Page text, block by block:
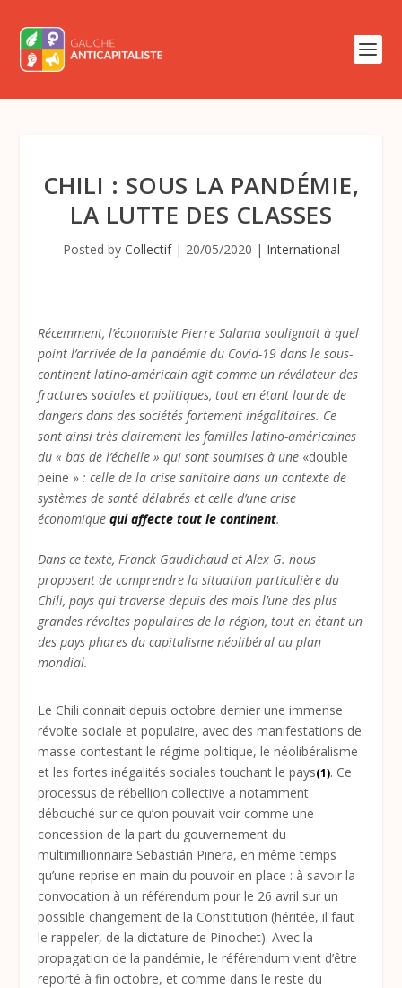
CHILI : SOUS LA PANDÉMIE,
LA LUTTE DES CLASSES
Posted by Collectif| 20/05/2020 | International
Récemment, l’économiste Pierre Salama soulignait à quel
point l’arrivée de la pandémie du Covid-19 dans le sous-
continent latino-américain agit comme un révélateur des
fractures sociales et politiques, tout en étant lourde de
dangers dans des sociétés fortement inégalitaires. Ce
sont ainsi très clairement les familles latino-américaines
du « bas de l’échelle » qui sont soumises à une «double
peine » : celle de la crise sanitaire dans un contexte de
systèmes de santé délabrés et celle d’une crise
économiquequi affecte tout le continent.
Dans ce texte, Franck Gaudichaud et Alex G. nous
proposent de comprendre la situation particulière du
Chili, pays qui traverse depuis des mois l’une des plus
grandes révoltes populaires de la région, tout en étant un
des pays phares du capitalisme néolibéral au plan
mondial.
Le Chili connait depuis octobre dernier une immense
révolte sociale et populaire, avec des manifestations de
masse contestant le régime politique, le néolibéralisme
et les fortes inégalités sociales touchant le pays(1). Ce
processus de rébellion collective a notamment
débouché sur ce qu’on pouvait voir comme une
concession de la part du gouvernement du
multimillionnaire Sebastián Piñera, en même temps
qu’une reprise en main du pouvoir en place : à savoir la
convocation à un référendum pour le 26 avril sur un
possible changement de la Constitution (héritée, il faut
le rappeler, de la dictature de Pinochet). Avec la
propagation de la pandémie, le référendum vient d’être
reporté à fin octobre, et comme dans le reste du